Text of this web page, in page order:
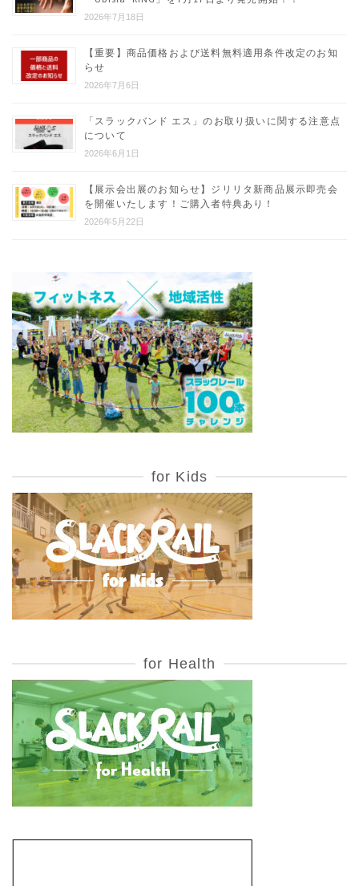
り 2026年7月18日
【重要】商品価格および送料無料適用条件改定のお知
らせ
2026年7月6日
「スラックバンド エス」のお取り扱いに関する注意点
について
2026年6月1日
【展示会出展のお知らせ】ジリリタ新商品展示即売会
を開催いたします！ご購入者特典あり！
2026年5月22日
for Kids
for Health